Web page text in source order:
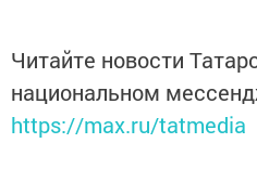
Читайте новости
национальном
https://max.ru/tatmedia